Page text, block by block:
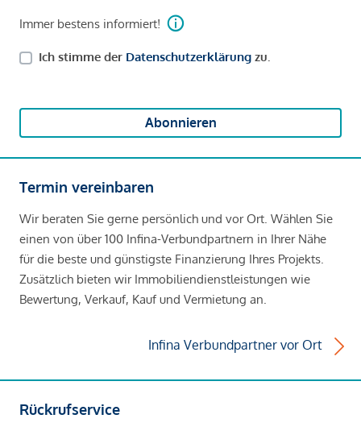
Immer bestens informiert!
Ich stimme der Datenschutzerklärung zu.
Abonnieren
Termin vereinbaren
Wir beraten Sie gerne persönlich und vor Ort. Wählen Sie
einen von über 100 Infina-Verbundpartnern in Ihrer Nähe
für die beste und günstigste Finanzierung Ihres Projekts.
Zusätzlich bieten wir Immobiliendienstleistungen wie
Bewertung, Verkauf, Kauf und Vermietung an.
Infina Verbundpartner vor Ort
Rückrufservice